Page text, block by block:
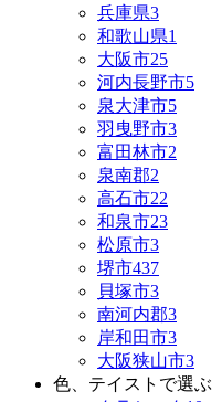
兵庫県3
和歌山県1
大阪市25
河内長野市5
泉大津市5
羽曳野市3
富田林市2
泉南郡2
高石市22
和泉市23
松原市3
堺市437
貝塚市3
南河内郡3
岸和田市3
大阪狭山市3
色、テイストで選ぶ